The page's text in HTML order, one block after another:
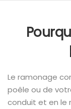
Le ramonage
poêle ou de
conduit et en le